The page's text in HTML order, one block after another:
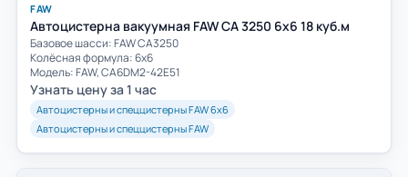
FAW
Автоцистерна вакуумная FAW CA 3250 6х6 18 куб.м
Базовое шасси: FAW СА3250
Колёсная формула: 6х6
Модель: FAW, CA6DM2-42E51
Узнать цену за 1 час
Автоцистерны и спеццистерны FAW 6х6
Автоцистерны и спеццистерны FAW